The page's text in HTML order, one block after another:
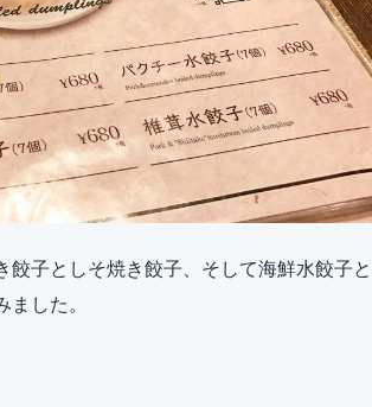
餃子としそ焼き餃子、そして海鮮水餃子と
ました。